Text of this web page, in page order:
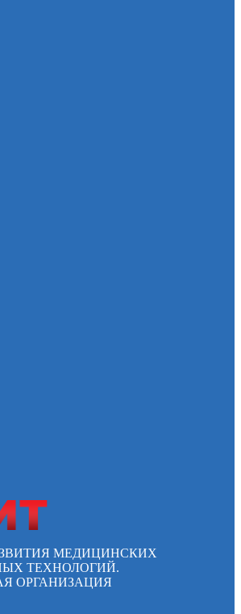
МЕДИЦИНСКИХ
ТЕХНОЛОГИЙ.
ОРГАНИЗАЦИЯ